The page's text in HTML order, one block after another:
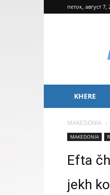
петок, август 7,
KHERE
MAKEDONIA
MAKEDONIA
Efta
jekh